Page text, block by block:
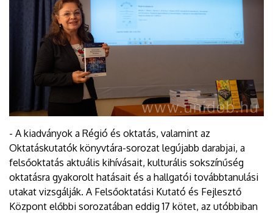
- A kiadványok a Régió és oktatás, valamint az
Oktatáskutatók könyvtára-sorozat legújabb darabjai, a
felsőoktatás aktuális kihívásait, kulturális sokszínűség
oktatásra gyakorolt hatásait és a hallgatói továbbtanulási
utakat vizsgálják. A Felsőoktatási Kutató és Fejlesztő
Központ előbbi sorozatában eddig 17 kötet, az utóbbiban